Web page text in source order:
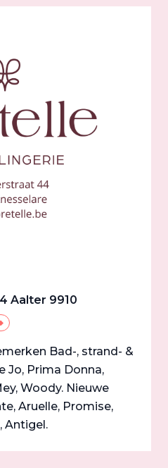
Aalter 9910
Bad-, strand- &
Jo, Prima Donna,
Woody. Nieuwe
Aruelle, Promise,
Antigel.